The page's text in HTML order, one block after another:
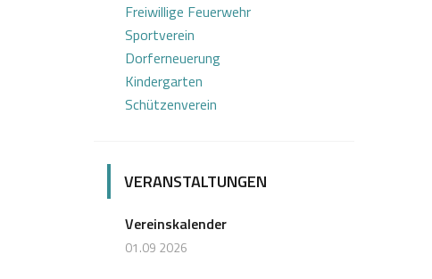
Freiwillige Feuerwehr
Sportverein
Dorferneuerung
Kindergarten
Schützenverein
VERANSTALTUNGEN
Vereinskalender
01.09 2026